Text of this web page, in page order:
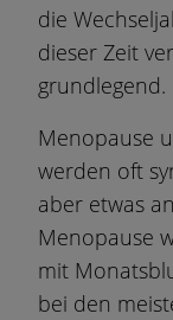
die
dieser Zeit
grundlegend.
Menopause
werden oft
aber etwas
Menopause
mit
bei den